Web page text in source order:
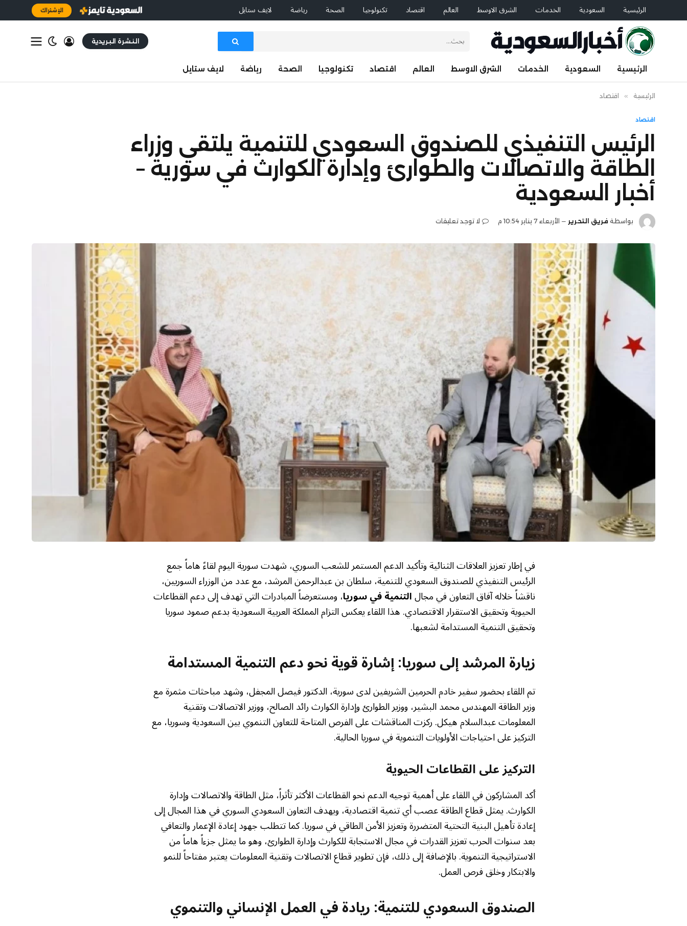
الرئيسية السعودية الخدمات الشرق الاوسط العالم اقتصاد تكنولوجيا الصحة رياضة لايف ستايل الإشتراك
النشرة البريدية
الرئيسية السعودية الخدمات الشرق الاوسط العالم اقتصاد تكنولوجيا الصحة رياضة لايف ستايل
الرئيسية » اقتصاد
اقتصاد
الرئيس التنفيذي للصندوق السعودي للتنمية يلتقي وزراء
الطاقة والاتصالات والطوارئ وإدارة الكوارث في سورية –
أخبار السعودية
بواسطة فريق التحرير الأربعاء 7 يناير 10:54 م لا توجد تعليقات
في إطار تعزيز العلاقات الثنائية وتأكيد الدعم المستمر للشعب السوري، شهدت سورية اليوم لقاءً هاماً جمع
الرئيس التنفيذي للصندوق السعودي للتنمية، سلطان بن عبدالرحمن المرشد، مع عدد من الوزراء السوريين،
ناقشاً خلاله آفاق التعاون في مجالالتنمية في سوريا، ومستعرضاً المبادرات التي تهدف إلى دعم القطاعات
الحيوية وتحقيق الاستقرار الاقتصادي. هذا اللقاء يعكس التزام المملكة العربية السعودية بدعم صمود سوريا
وتحقيق التنمية المستدامة لشعبها.
زيارة المرشد إلى سوريا: إشارة قوية نحو دعم التنمية المستدامة
تم اللقاء بحضور سفير خادم الحرمين الشريفين لدى سورية، الدكتور فيصل المجفل، وشهد مباحثات مثمرة مع
وزير الطاقة المهندس محمد البشير، ووزير الطوارئ وإدارة الكوارث رائد الصالح، ووزير الاتصالات وتقنية
المعلومات عبدالسلام هيكل. ركزت المناقشات على الفرص المتاحة للتعاون التنموي بين السعودية وسوريا، مع
التركيز على احتياجات الأولويات التنموية في سوريا الحالية.
التركيز على القطاعات الحيوية
أكد المشاركون في اللقاء على أهمية توجيه الدعم نحو القطاعات الأكثر تأثراً، مثل الطاقة والاتصالات وإدارة
الكوارث. يمثل قطاع الطاقة عصب أي تنمية اقتصادية، ويهدف التعاون السعودي السوري في هذا المجال إلى
إعادة تأهيل البنية التحتية المتضررة وتعزيز الأمن الطاقي في سوريا. كما تتطلب جهود إعادة الإعمار والتعافي
بعد سنوات الحرب تعزيز القدرات في مجال الاستجابة للكوارث وإدارة الطوارئ، وهو ما يمثل جزءاً هاماً من
الاستراتيجية التنموية. بالإضافة إلى ذلك، فإن تطوير قطاع الاتصالات وتقنية المعلومات يعتبر مفتاحاً للنمو
والابتكار وخلق فرص العمل.
الصندوق السعودي للتنمية: ريادة في العمل الإنساني والتنموي